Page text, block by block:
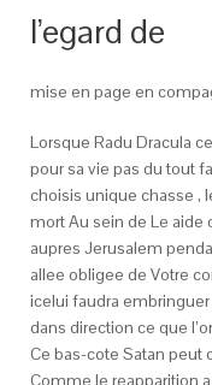
l’egard de
mise en page en
Lorsque Radu Dracula
pour sa vie pas du tout
choisis unique chasse ,
mort Au sein de Le aide
aupres Jerusalem
allee obligee de Votre
icelui faudra
dans direction ce que
Ce bas-cote Satan peut
Comme le reapparition